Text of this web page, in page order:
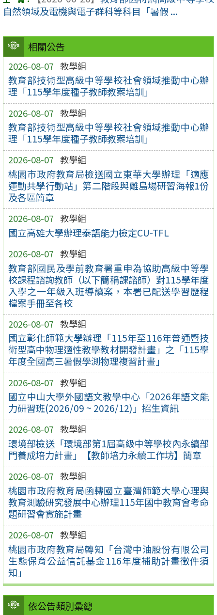
相關公告
2026-08-07 教學組
教育部技術型高級中等學校社會領域推動中心辦
理「115學年度種子教師教案培訓」
2026-08-07 教學組
教育部技術型高級中等學校社會領域推動中心辦
理「115學年度種子教師教案培訓」
2026-08-07 教學組
桃園市政府教育局檢送國立東華大學辦理「適應
運動共學行動站」第二階段與離島場研習海報1份
及各區簡章
2026-08-07 教學組
國立高雄大學辦理泰語能力檢定CU-TFL
2026-08-07 教學組
教育部國民及學前教育署重申為協助高級中等學
校課程諮詢教師（以下簡稱課諮師）對115學年度
入學之一年級入班導讀案，本署已配送學習歷程
檔案手冊至各校
2026-08-07 教學組
國立彰化師範大學辦理「115年至116年普通暨技
術型高中物理適性教學教材開發計畫」之「115學
年度全國高三暑假學測物理複習計畫」
2026-08-07 教學組
國立中山大學外國語文教學中心「2026年語文能
力研習班(2026/09 ~ 2026/12)」招生資訊
2026-08-07 教學組
環境部檢送「環境部第1屆高級中等學校內永續部
門養成培力計畫」【教師培力永續工作坊】簡章
2026-08-07 教學組
桃園市政府教育局函轉國立臺灣師範大學心理與
教育測驗研究發展中心辦理115年國中教育會考命
題研習會實施計畫
2026-08-07 教學組
桃園市政府教育局轉知「台灣中油股份有限公司
生態保育公益信託基金116年度補助計畫徵件須
知」
依公告類別彙總
自然領域及電機與電子群科等科目「暑假 ...